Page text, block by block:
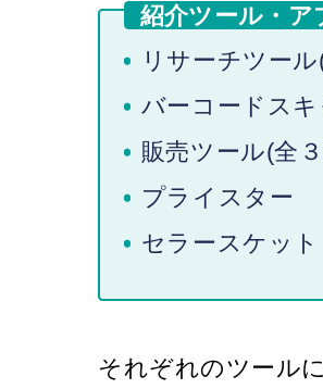
紹介ツール・ア
リサーチツー
バーコードス
販売ツール(全
プライスター
セラースケット
それぞれのツール